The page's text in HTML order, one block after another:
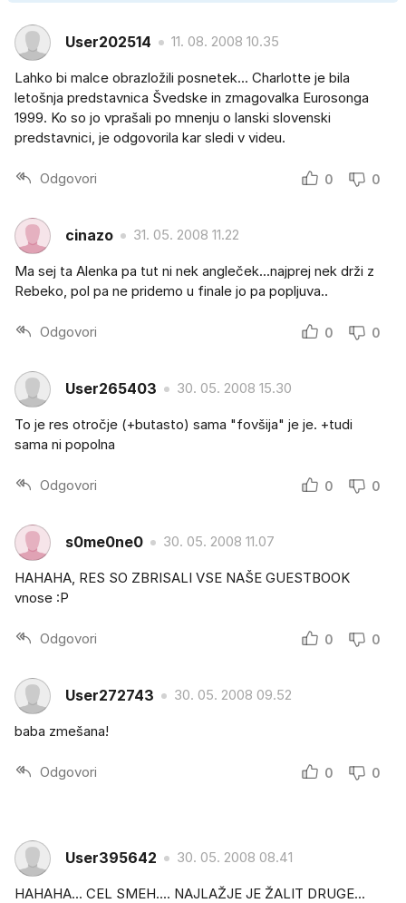
User202514 11. 08. 2008 10.35
Lahko bi malce obrazložili posnetek... Charlotte je bila
letošnja predstavnica Švedske in zmagovalka Eurosonga
1999. Ko so jo vprašali po mnenju o lanski slovenski
predstavnici, je odgovorila kar sledi v videu.
Odgovori 0 0
cinazo 31. 05. 2008 11.22
Ma sej ta Alenka pa tut ni nek angleček...najprej nek drži z
Rebeko, pol pa ne pridemo u finale jo pa popljuva..
Odgovori 0 0
User265403 30. 05. 2008 15.30
To je res otročje (+butasto) sama "fovšija" je je. +tudi
sama ni popolna
Odgovori 0 0
s0me0ne0 30. 05. 2008 11.07
HAHAHA, RES SO ZBRISALI VSE NAŠE GUESTBOOK
vnose :P
Odgovori 0 0
User272743 30. 05. 2008 09.52
baba zmešana!
Odgovori 0 0
User395642 30. 05. 2008 08.41
HAHAHA... CEL SMEH.... NAJLAŽJE JE ŽALIT DRUGE...